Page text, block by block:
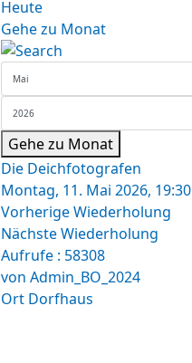
Heute
Gehe zu Monat
Gehe zu Monat
Die Deichfotografen
Montag, 11. Mai 2026, 19:30
Vorherige Wiederholung
Nächste Wiederholung
Aufrufe : 58308
von Admin_BO_2024
Ort Dorfhaus